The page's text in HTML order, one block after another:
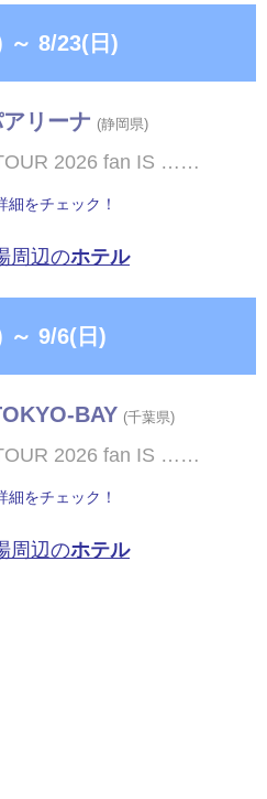
～ 8/23(日)
リーナ (静岡県)
2026 fan IS ……
細をチェック！
周辺のホテル
～ 9/6(日)
BAY (千葉県)
2026 fan IS ……
細をチェック！
周辺のホテル